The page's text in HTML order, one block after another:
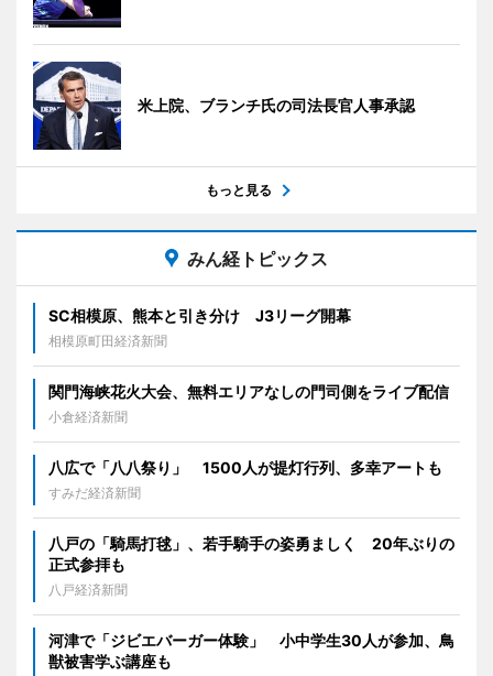
米上院、ブランチ氏の司法長官人事承認
もっと見る
みん経トピックス
SC相模原、熊本と引き分け J3リーグ開幕
相模原町田経済新聞
関門海峡花火大会、無料エリアなしの門司側をライブ配信
小倉経済新聞
八広で「八八祭り」 1500人が提灯行列、多幸アートも
すみだ経済新聞
八戸の「騎馬打毬」、若手騎手の姿勇ましく 20年ぶりの
正式参拝も
八戸経済新聞
河津で「ジビエバーガー体験」 小中学生30人が参加、鳥
獣被害学ぶ講座も